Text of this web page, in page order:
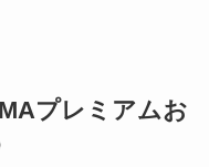
プレミアムお